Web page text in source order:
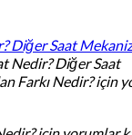
Diğer Saat
Nedir? Diğer Saat
Farkı Nedir? için